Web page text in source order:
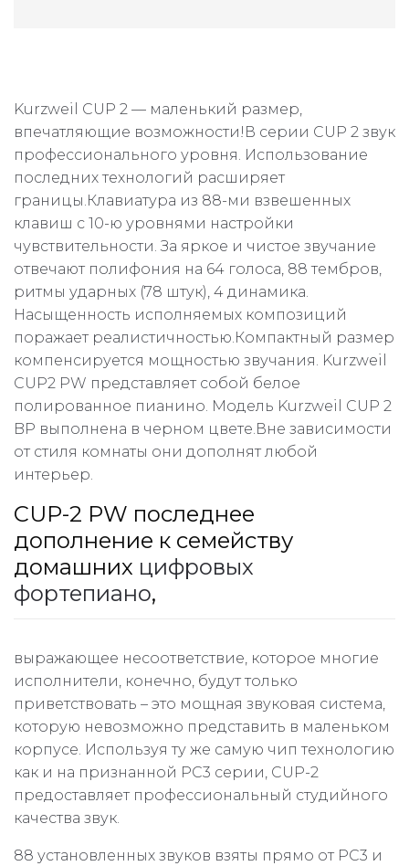
Kurzweil CUP 2 — маленький размер,
впечатляющие возможности!В серии CUP 2 звук
профессионального уровня. Использование
последних технологий расширяет
границы.Клавиатура из 88-ми взвешенных
клавиш с 10-ю уровнями настройки
чувствительности. За яркое и чистое звучание
отвечают полифония на 64 голоса, 88 тембров,
ритмы ударных (78 штук), 4 динамика.
Насыщенность исполняемых композиций
поражает реалистичностью.Компактный размер
компенсируется мощностью звучания. Kurzweil
CUP2 PW представляет собой белое
полированное пианино. Модель Kurzweil CUP 2
BP выполнена в черном цвете.Вне зависимости
от стиля комнаты они дополнят любой
интерьер.
CUP-2 PW последнее
дополнение к семейству
домашних цифровых
фортепиано,
выражающее несоответствие, которое многие
исполнители, конечно, будут только
приветствовать – это мощная звуковая система,
которую невозможно представить в маленьком
корпусе. Используя ту же самую чип технологию
как и на признанной РС3 серии, CUP-2
предоставляет профессиональный студийного
качества звук.
88 установленных звуков взяты прямо от РС3 и